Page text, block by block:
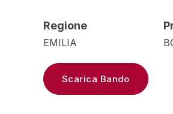
Regione
EMILIA
Scarica Bando